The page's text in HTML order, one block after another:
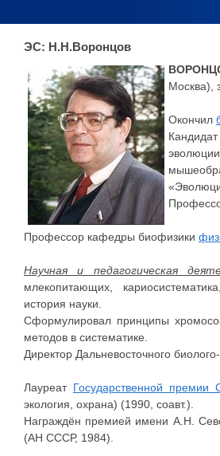
ЭС: Н.Н.Воронцов
Москва),
Окончил
Профессор кафедры биофизики
Научная и педагогическая
млекопитающих,
история науки.
Сформулировал принципы
методов в систематике.
Директор Дальневосточного
Лауреат Государственной премии
экология, охрана) (1990, соавт.).
Награждён премией имени А.Н.
(АН СССР, 1984).